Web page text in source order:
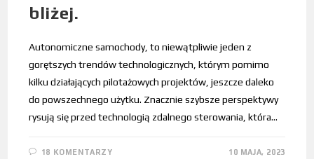
bliżej.
Autonomiczne samochody, to niewątpliwie jeden z
gorętszych trendów technologicznych, którym pomimo
kilku działających pilotażowych projektów, jeszcze daleko
do powszechnego użytku. Znacznie szybsze perspektywy
rysują się przed technologią zdalnego sterowania, która…
18 KOMENTARZY 10 MAJA, 2023